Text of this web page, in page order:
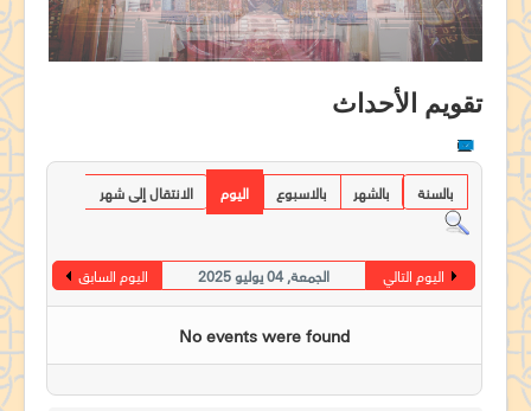
قديسى الكنيسة
منشآت الكنيسة
خدمات الكنيسة
تفاسير ومسابقات
جدول الخدمات الطقسية
طلبات الصلاة
جاليرى
مركز لامباس
تقويم الأحداث
بالسنة بالشهر بالاسبوع اليوم الانتقال إلى شهر
اليوم السابق الجمعة, 04 يوليو 2025 اليوم التالي
No events were found